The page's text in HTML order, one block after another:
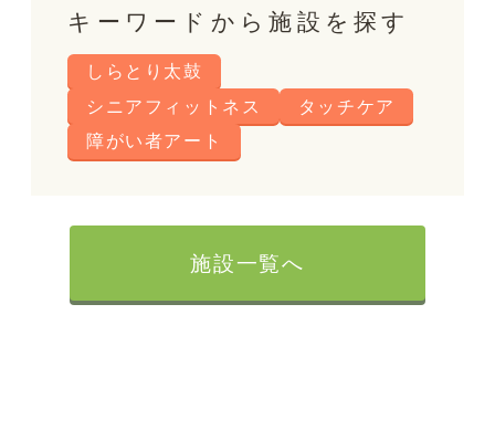
キーワードから施設を探す
しらとり太鼓
シニアフィットネス
タッチケア
障がい者アート
施設一覧へ